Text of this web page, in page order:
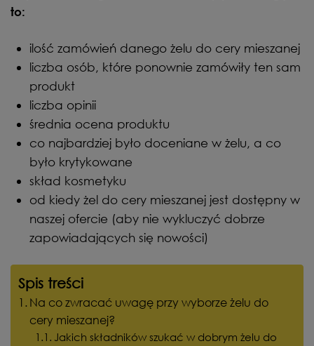
to:
ilość zamówień danego żelu do cery mieszanej
liczba osób, które ponownie zamówiły ten sam
produkt
liczba opinii
średnia ocena produktu
co najbardziej było doceniane w żelu, a co
było krytykowane
skład kosmetyku
od kiedy żel do cery mieszanej jest dostępny w
naszej ofercie (aby nie wykluczyć dobrze
zapowiadających się nowości)
Spis treści
Na co zwracać uwagę przy wyborze żelu do
cery mieszanej?
Jakich składników szukać w dobrym żelu do